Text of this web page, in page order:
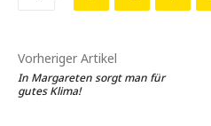
Vorheriger Artikel
In Margareten sorgt man für
gutes Klima!